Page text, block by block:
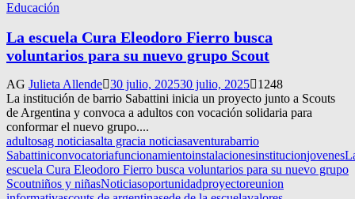
Educación
La escuela Cura Eleodoro Fierro busca
voluntarios para su nuevo grupo Scout
AG Julieta Allende 30 julio, 202530 julio, 2025
1248
La institución de barrio Sabattini inicia un proyecto junto a Scouts
de Argentina y convoca a adultos con vocación solidaria para
conformar el nuevo grupo....
adultosag noticiasalta gracia noticiasaventurabarrio
Sabattiniconvocatoriafuncionamientoinstalacionesinstitucionjovenes
escuela Cura Eleodoro Fierro busca voluntarios para su nuevo grupo
Scoutniños y niñasNoticiasoportunidadproyectoreunion